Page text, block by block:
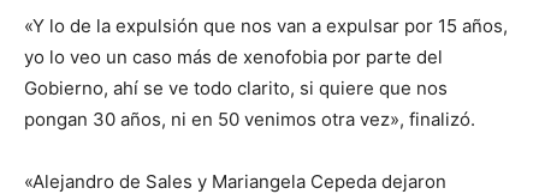
«Y lo de la expulsión que nos van a expulsar por 15 años,
yo lo veo un caso más de xenofobia por parte del
Gobierno, ahí se ve todo clarito, si quiere que nos
pongan 30 años, ni en 50 venimos otra vez», finalizó.
«Alejandro de Sales y Mariangela Cepeda dejaron